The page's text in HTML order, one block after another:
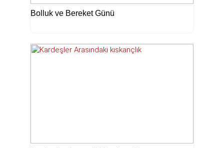
Bolluk ve Bereket Günü